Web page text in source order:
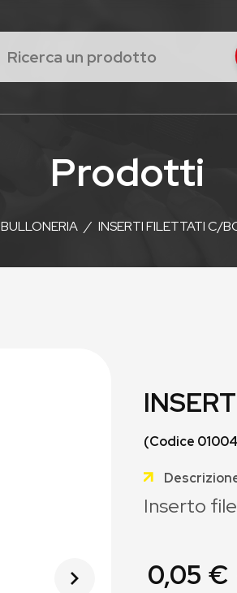
Prodotti
BULLONERIA / INSERTI FILETTATI C/
(Codice
Inserto
0,05 €